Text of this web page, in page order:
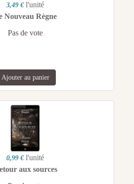
3,49 € l'unité
Nouveau Règne
Pas de vote
Ajouter au panier
0,99 € l'unité
aux sources